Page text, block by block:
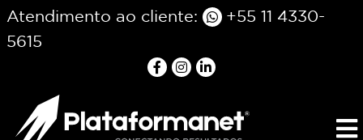
Atendimento ao cliente:
+55 11 4330-
5615